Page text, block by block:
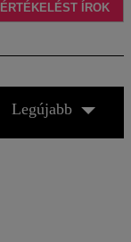
ÉRTÉKELÉST ÍROK
Legújabb